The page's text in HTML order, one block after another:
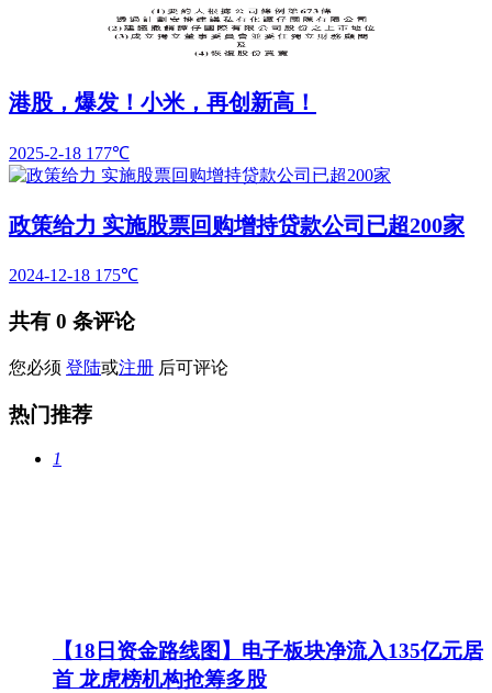
港股，爆发！小米，再创新高！
2025-2-18 177℃
政策给力 实施股票回购增持贷款公司已超200家
2024-12-18 175℃
共有 0 条评论
您必须 登陆或注册 后可评论
热门推荐
1
【18日资金路线图】电子板块净流入135亿元居
首 龙虎榜机构抢筹多股